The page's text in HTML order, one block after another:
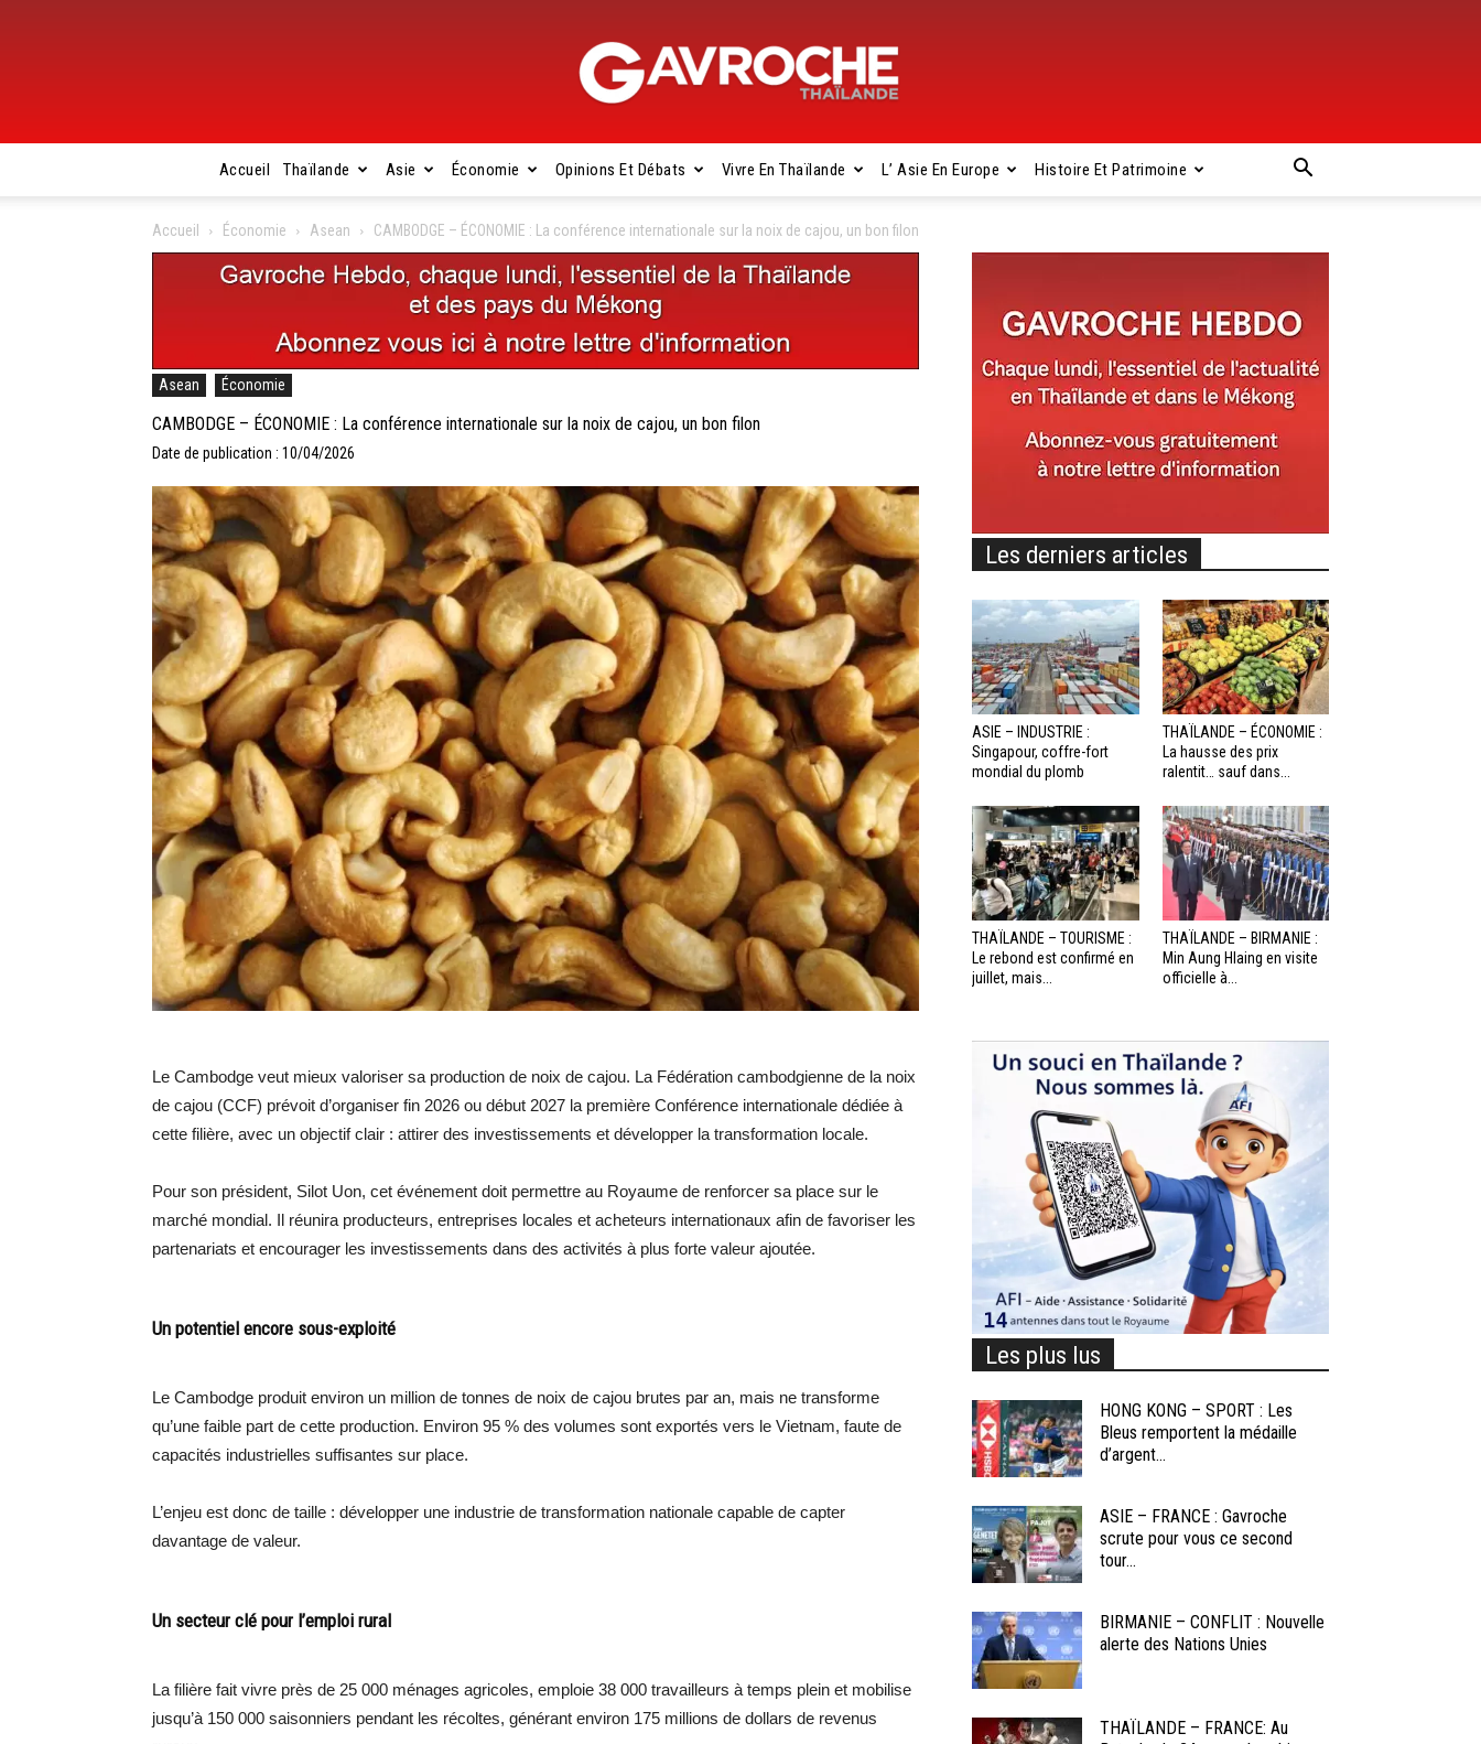
Gavroche
Accueil Thaïlande Asie Économie Opinions Et Débats Vivre En Thaïlande L’ Asie En Europe Histoire Et Patrimoine
Accueil Économie Asean CAMBODGE – ÉCONOMIE : La conférence internationale sur la noix de cajou, un bon filon
Asean Économie
CAMBODGE – ÉCONOMIE : La conférence internationale sur la noix de cajou, un bon filon
Date de publication : 10/04/2026
Le Cambodge veut mieux valoriser sa production de noix de cajou. La Fédération cambodgienne de la noix
de cajou (CCF) prévoit d’organiser fin 2026 ou début 2027 la première Conférence internationale dédiée à
cette filière, avec un objectif clair : attirer des investissements et développer la transformation locale.
Pour son président, Silot Uon, cet événement doit permettre au Royaume de renforcer sa place sur le
marché mondial. Il réunira producteurs, entreprises locales et acheteurs internationaux afin de favoriser les
partenariats et encourager les investissements dans des activités à plus forte valeur ajoutée.
Un potentiel encore sous-exploité
Le Cambodge produit environ un million de tonnes de noix de cajou brutes par an, mais ne transforme
qu’une faible part de cette production. Environ 95 % des volumes sont exportés vers le Vietnam, faute de
capacités industrielles suffisantes sur place.
L’enjeu est donc de taille : développer une industrie de transformation nationale capable de capter
davantage de valeur.
Un secteur clé pour l’emploi rural
La filière fait vivre près de 25 000 ménages agricoles, emploie 38 000 travailleurs à temps plein et mobilise
jusqu’à 150 000 saisonniers pendant les récoltes, générant environ 175 millions de dollars de revenus
Les derniers articles
ASIE – INDUSTRIE :
Singapour, coffre-fort
mondial du plomb
THAÏLANDE – ÉCONOMIE :
La hausse des prix
ralentit… sauf dans...
THAÏLANDE – TOURISME :
Le rebond est confirmé en
juillet, mais...
THAÏLANDE – BIRMANIE :
Min Aung Hlaing en visite
officielle à...
Les plus lus
HONG KONG – SPORT : Les
Bleus remportent la médaille
d’argent...
ASIE – FRANCE : Gavroche
scrute pour vous ce second
tour...
BIRMANIE – CONFLIT : Nouvelle
alerte des Nations Unies
THAÏLANDE – FRANCE: Au